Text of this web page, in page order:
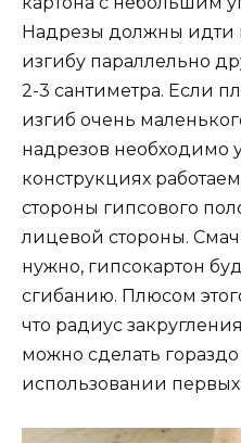
Надрезы должны идти
изгибу параллельно
2-3 сантиметра. Если
изгиб очень
надрезов необходимо
конструкциях
стороны гипсового
лицевой стороны.
нужно, гипсокартон
сгибанию. Плюсом
что радиус
можно сделать
использовании первых